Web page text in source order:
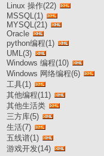
Linux 操作(22)
MSSQL(1)
MYSQL(21)
Oracle
python编程(1)
UML(3)
Windows 编程(10)
Windows 网络编程(6)
工具(1)
其他编程(11)
其他生活类
三方库(5)
生活(7)
五线谱(1)
游戏开发(14)